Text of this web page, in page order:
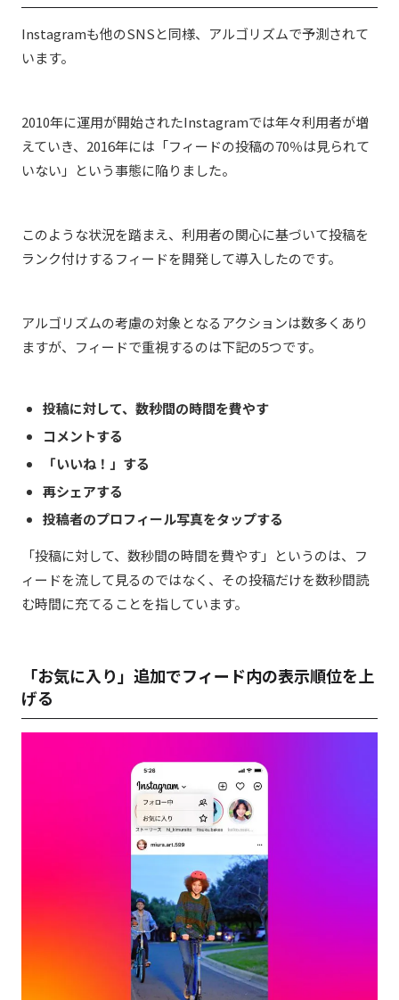
Instagramも他のSNSと同様、アルゴリズムで予測されて
います。
2010年に運用が開始されたInstagramでは年々利用者が増
えていき、2016年には「フィードの投稿の70％は見られて
いない」という事態に陥りました。
このような状況を踏まえ、利用者の関心に基づいて投稿を
ランク付けするフィードを開発して導入したのです。
アルゴリズムの考慮の対象となるアクションは数多くあり
ますが、フィードで重視するのは下記の5つです。
投稿に対して、数秒間の時間を費やす
コメントする
「いいね！」する
再シェアする
投稿者のプロフィール写真をタップする
「投稿に対して、数秒間の時間を費やす」というのは、フ
ィードを流して見るのではなく、その投稿だけを数秒間読
む時間に充てることを指しています。
「お気に入り」追加でフィード内の表示順位を上
げる